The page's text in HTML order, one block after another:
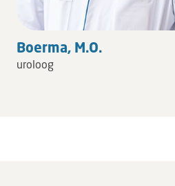
Boerma, M.O.
uroloog